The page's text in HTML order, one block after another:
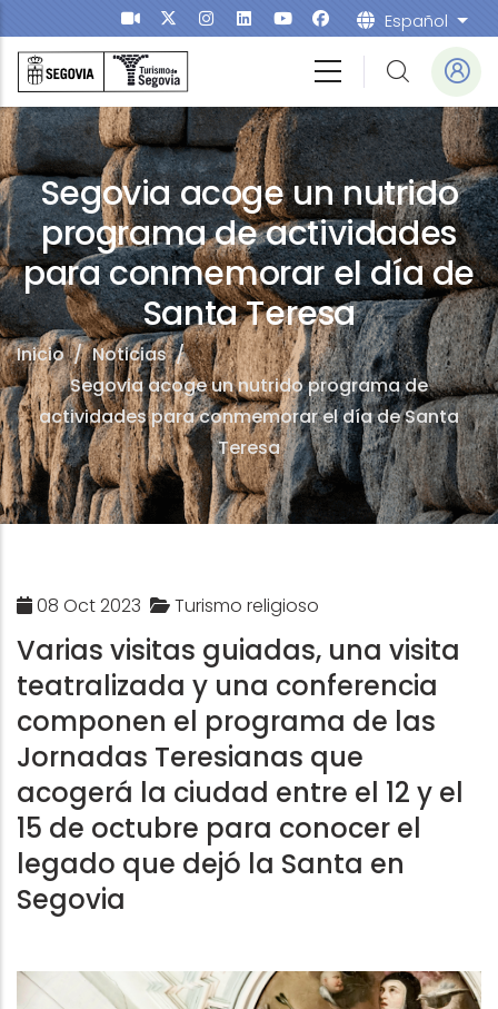
Pasar al contenido principal Español
Segovia acoge un nutrido
programa de actividades
para conmemorar el día de
Santa Teresa
Inicio/ Noticias/
Segovia acoge un nutrido programa de
actividades para conmemorar el día de Santa
Teresa
08 Oct 2023 Turismo religioso
Varias visitas guiadas, una visita
teatralizada y una conferencia
componen el programa de las
Jornadas Teresianas que
acogerá la ciudad entre el 12 y el
15 de octubre para conocer el
legado que dejó la Santa en
Segovia